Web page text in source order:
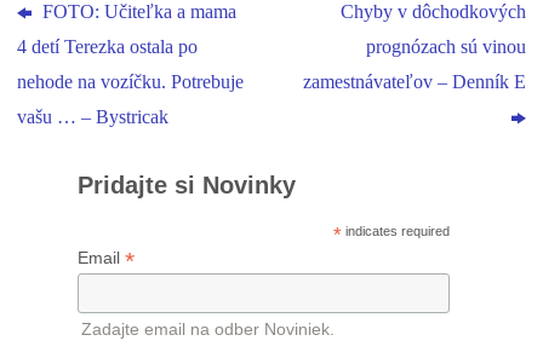
FOTO: Učiteľka a mama
4 detí Terezka ostala po
nehode na vozíčku. Potrebuje
vašu … – Bystricak
Chyby v dôchodkových
prognózach sú vinou
zamestnávateľov – Denník E
Pridajte si Novinky
* indicates required
Email *
Zadajte email na odber Noviniek.